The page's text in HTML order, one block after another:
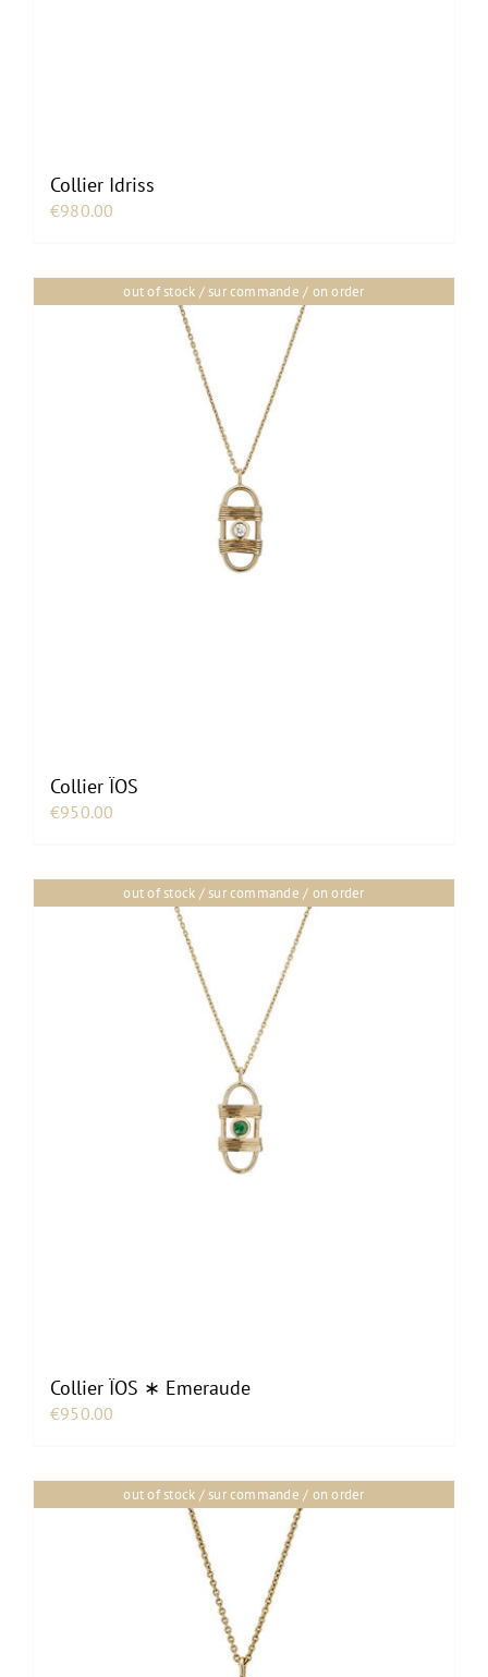
Collier Idriss
€980.00
out of stock / sur commande / on order
Collier ÏOS
€950.00
out of stock / sur commande / on order
Collier ÏOS ∗ Emeraude
€950.00
out of stock / sur commande / on order